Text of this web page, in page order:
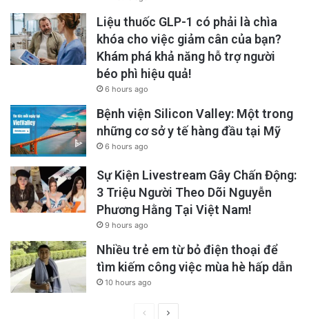
Liệu thuốc GLP-1 có phải là chìa
khóa cho việc giảm cân của bạn?
Khám phá khả năng hỗ trợ người
béo phì hiệu quả!
6 hours ago
Bệnh viện Silicon Valley: Một trong
những cơ sở y tế hàng đầu tại Mỹ
6 hours ago
Sự Kiện Livestream Gây Chấn Động:
3 Triệu Người Theo Dõi Nguyễn
Phương Hằng Tại Việt Nam!
9 hours ago
Nhiều trẻ em từ bỏ điện thoại để
tìm kiếm công việc mùa hè hấp dẫn
10 hours ago
PreviousNext